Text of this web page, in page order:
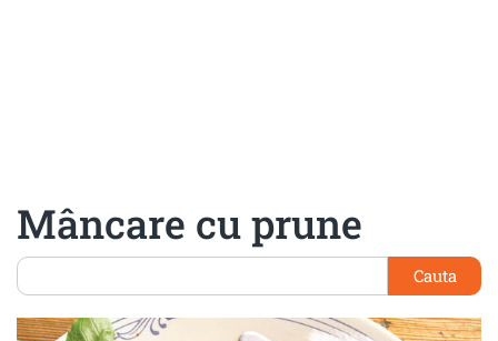
Mâncare cu prune
Cauta